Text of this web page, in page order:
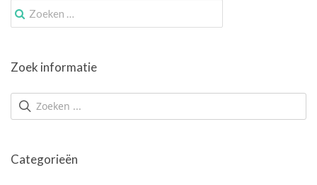
Zoek
naar:
Zoek informatie
Categorieën